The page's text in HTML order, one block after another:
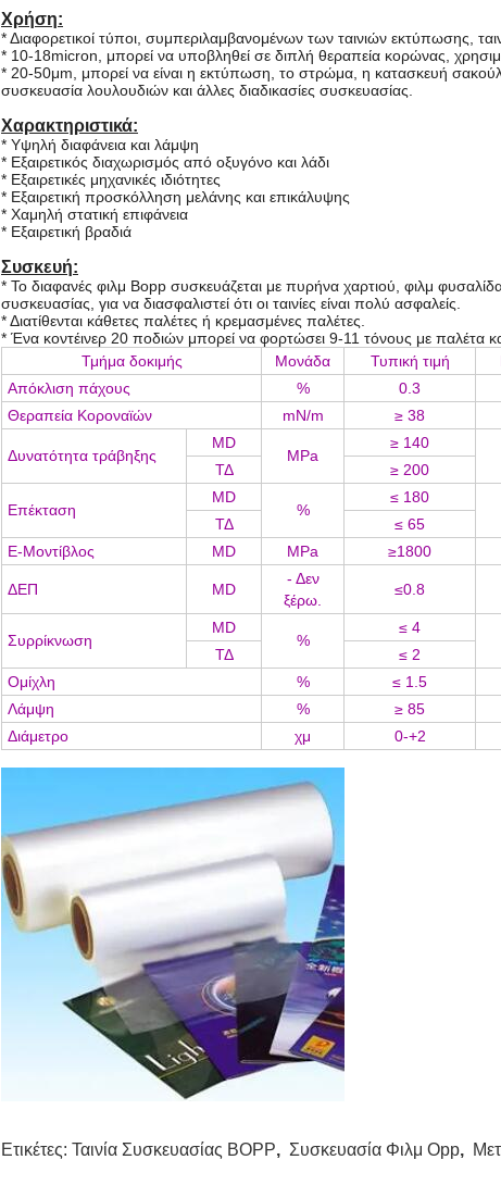
Χρήση:
* Διαφορετικοί τύποι, συμπεριλαμβανομένων των ταινιών εκτύπωσης,
* 10-18micron, μπορεί να υποβληθεί σε διπλή θεραπεία κορώνας,
* 20-50μm, μπορεί να είναι η εκτύπωση, το στρώμα, η κατασκευή
συσκευασία λουλουδιών και άλλες διαδικασίες συσκευασίας.
Χαρακτηριστικά:
* Υψηλή διαφάνεια και λάμψη
* Εξαιρετικός διαχωρισμός από οξυγόνο και λάδι
* Εξαιρετικές μηχανικές ιδιότητες
* Εξαιρετική προσκόλληση μελάνης και επικάλυψης
* Χαμηλή στατική επιφάνεια
* Εξαιρετική βραδιά
Συσκευή:
* Το διαφανές φιλμ Bopp συσκευάζεται με πυρήνα χαρτιού, φιλμ
συσκευασίας, για να διασφαλιστεί ότι οι ταινίες είναι πολύ ασφαλείς.
* Διατίθενται κάθετες παλέτες ή κρεμασμένες παλέτες.
* Ένα κοντέινερ 20 ποδιών μπορεί να φορτώσει 9-11 τόνους με παλέτα
Τμήμα δοκιμής
Μονάδα Τυπική τιμή
Απόκλιση πάχους
% 0.3
Θεραπεία Κοροναϊών
mN/m ≥ 38
Δυνατότητα τράβηξης
MD
MPa
≥ 140
ΤΔ
≥ 200
Επέκταση
MD
%
≤ 180
ΤΔ
≤ 65
Ε-Μοντίβλος
MD MPa ≥1800
ΔΕΠ MD
- Δεν
ξέρω.
≤0.8
Συρρίκνωση
MD
%
≤ 4
ΤΔ
≤ 2
Ομίχλη
% ≤ 1.5
Λάμψη
% ≥ 85
Διάμετρο
χμ 0-+2
Ετικέτες: Ταινία Συσκευασίας BOPP, Συσκευασία Φιλμ Opp,